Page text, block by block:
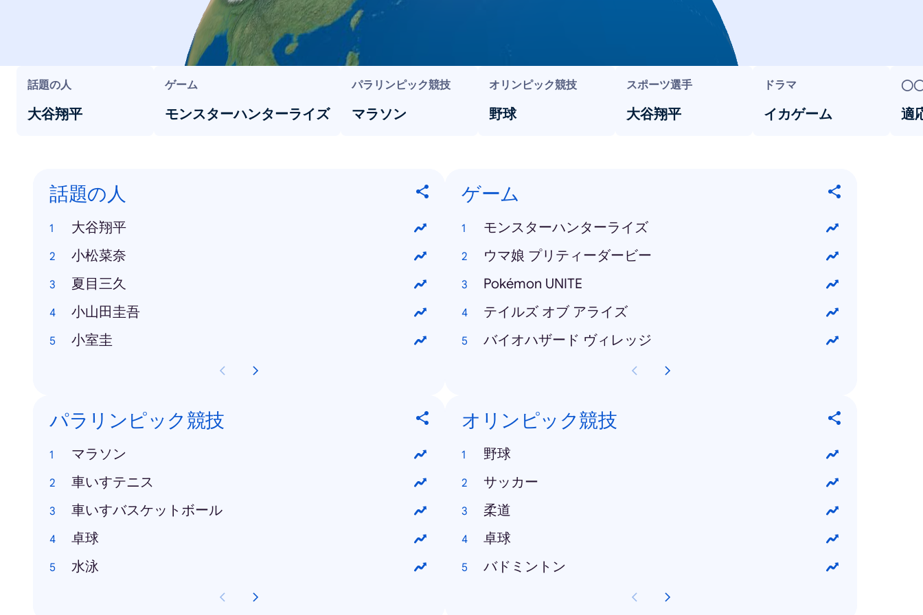
話題の人
大谷翔平
ゲーム
モンスターハンターライズ
パラリンピック競技
マラソン
オリンピック競技
野球
スポーツ選手
大谷翔平
ドラマ
イカゲーム
◯◯
適
話題の人
大谷翔平
小松菜奈
夏目三久
小山田圭吾
小室圭
ゲーム
モンスターハンターライズ
ウマ娘 プリティーダービー
Pokémon UNITE
テイルズ オブ アライズ
バイオハザード ヴィレッジ
パラリンピック競技
マラソン
車いすテニス
車いすバスケットボール
卓球
水泳
オリンピック競技
野球
サッカー
柔道
卓球
バドミントン